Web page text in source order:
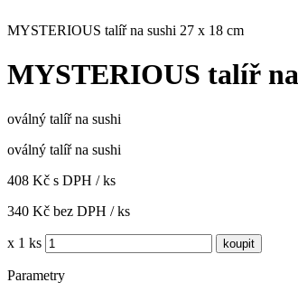
MYSTERIOUS talíř na sushi 27 x 18 cm
MYSTERIOUS talíř na
oválný talíř na sushi
oválný talíř na sushi
408 Kč s DPH / ks
340 Kč bez DPH / ks
x 1 ks
Parametry